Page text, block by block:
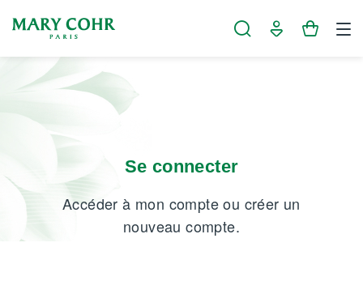
Se connecter
Accéder à mon compte ou créer un
nouveau compte.